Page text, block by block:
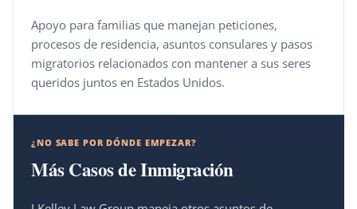
Apoyo para familias que manejan peticiones,
procesos de residencia, asuntos consulares y pasos
migratorios relacionados con mantener a sus seres
queridos juntos en Estados Unidos.
¿NO SABE POR DÓNDE EMPEZAR?
Más Casos de Inmigración